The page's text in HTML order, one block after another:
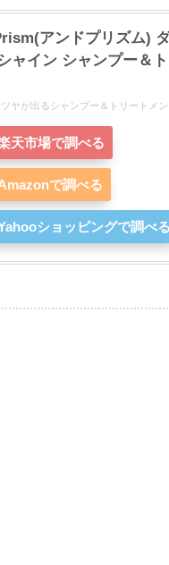
アンドプリズム)
シャイン シャンプー＆
ヤが出るシャンプー＆トリートメン
天市場で調べる
で調べる
ショッピングで調べる